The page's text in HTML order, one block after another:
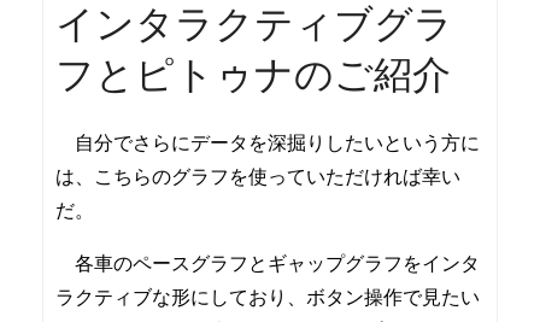
インタラクティブグラ
フとピトゥナのご紹介
自分でさらにデータを深掘りしたいという方に
は、こちらのグラフを使っていただければ幸い
だ。
各車のペースグラフとギャップグラフをインタ
ラクティブな形にしており、ボタン操作で見たい